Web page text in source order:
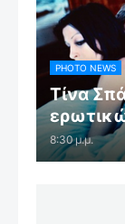
PHOTO NEWS
Τίνα
8:30 μ.μ.